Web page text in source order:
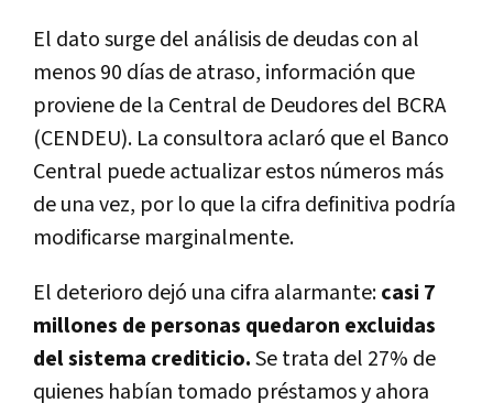
El dato surge del análisis de deudas con al
menos 90 días de atraso, información que
proviene de la Central de Deudores del BCRA
(CENDEU). La consultora aclaró que el Banco
Central puede actualizar estos números más
de una vez, por lo que la cifra definitiva podría
modificarse marginalmente.
El deterioro dejó una cifra alarmante:casi 7
millones de personas quedaron excluidas
del sistema crediticio.Se trata del 27% de
quienes habían tomado préstamos y ahora